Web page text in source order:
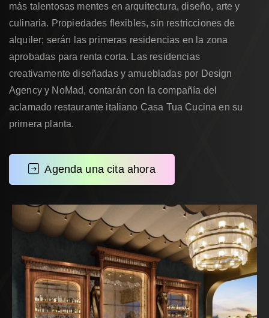
más talentosas mentes en arquitectura, diseño, arte y
culinaria. Propiedades flexibles, sin restricciones de
alquiler; serán las primeras residencias en la zona
aprobadas para renta corta. Las residencias
creativamente diseñadas y amuebladas por Design
Agency y NoMad, contarán con la compañía del
aclamado restaurante italiano Casa Tua Cucina en su
primera planta.
Agenda una cita ahora